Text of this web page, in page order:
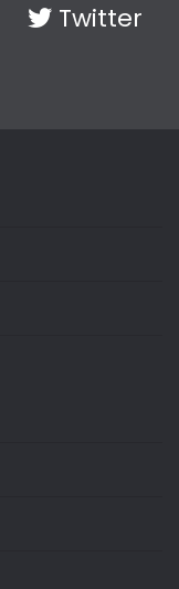
Twitter